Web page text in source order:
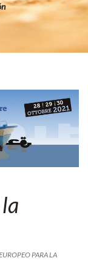
PARA LA